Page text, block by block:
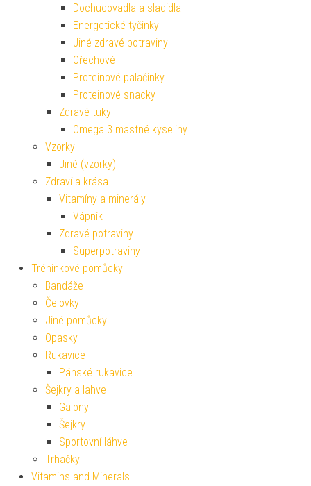
Dochucovadla a sladidla
Energetické tyčinky
Jiné zdravé potraviny
Ořechové
Proteinové palačinky
Proteinové snacky
Zdravé tuky
Omega 3 mastné kyseliny
Vzorky
Jiné (vzorky)
Zdraví a krása
Vitamíny a minerály
Vápník
Zdravé potraviny
Superpotraviny
Tréninkové pomůcky
Bandáže
Čelovky
Jiné pomůcky
Opasky
Rukavice
Pánské rukavice
Šejkry a lahve
Galony
Šejkry
Sportovní láhve
Trhačky
Vitamins and Minerals